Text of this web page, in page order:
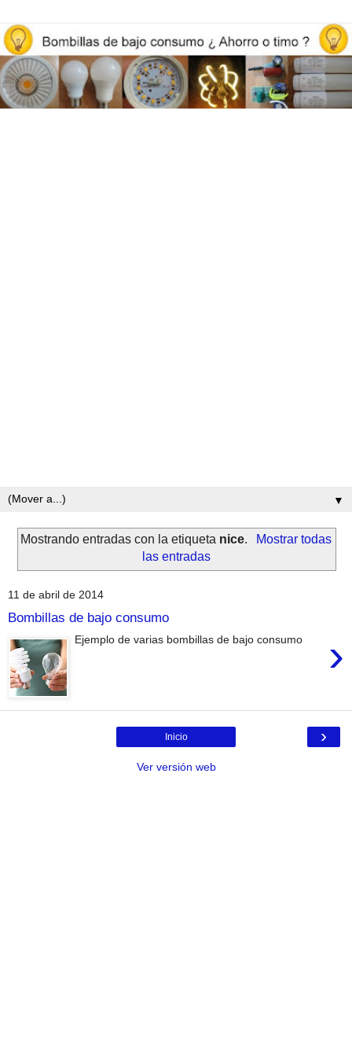
▼
Mostrando entradas con la etiqueta nice.
Mostrar todas
las entradas
11 de abril de 2014
Bombillas de bajo consumo
›
Ejemplo de varias bombillas de bajo consumo
›
Inicio
Ver versión web